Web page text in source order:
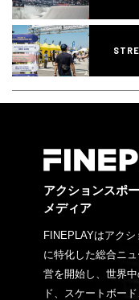
アクションスポ
メディア
FINEPLAYはアク
に特化した総合ニ
営を開始し、世界
ド、スケートボー